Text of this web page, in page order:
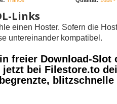
Links
einen Hoster. Sofern die
untereinander kompatibel.
freier Download-Slot
jetzt bei Filestore.to